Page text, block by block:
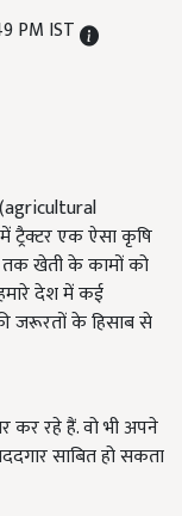
PM IST
(agricultural
एक ऐसा कृषि
तक खेती के कामों को
देश में कई
जरूरतों के हिसाब से
कर रहे हैं. वो भी अपने
साबित हो सकता